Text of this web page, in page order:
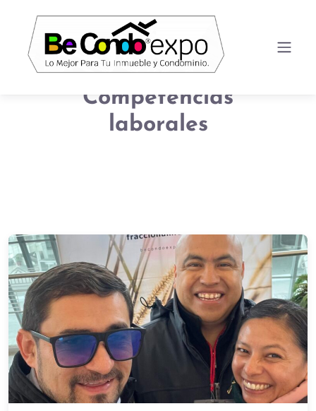
Competencias
laborales